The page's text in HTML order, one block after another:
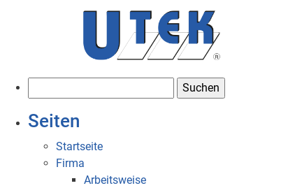
u
c
Seiten
Startseite
Firma
Arbeitsweise